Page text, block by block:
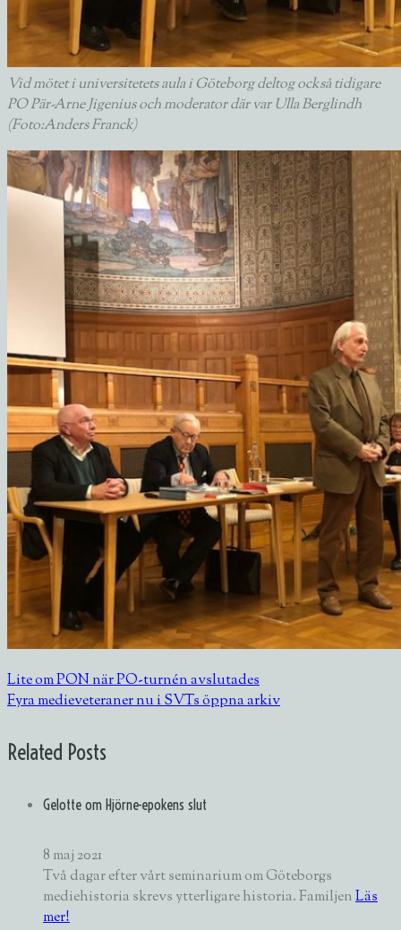
Vid mötet i universitetets aula i Göteborg deltog också tidigare
PO Pär-Arne Jigenius och moderator där var Ulla Berglindh
(Foto:Anders Franck)
Lite om PON när PO-turnén avslutades
Fyra medieveteraner nu i SVTs öppna arkiv
Related Posts
Gelotte om Hjörne-epokens slut
8 maj 2021
Två dagar efter vårt seminarium om Göteborgs
mediehistoria skrevs ytterligare historia. FamiljenLäs
mer!